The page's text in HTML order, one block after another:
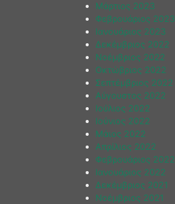
Μάρτιος 2023
Φεβρουάριος 2023
Ιανουάριος 2023
Δεκέμβριος 2022
Νοέμβριος 2022
Οκτώβριος 2022
Σεπτέμβριος 2022
Αύγουστος 2022
Ιούλιος 2022
Ιούνιος 2022
Μάιος 2022
Απρίλιος 2022
Φεβρουάριος 2022
Ιανουάριος 2022
Δεκέμβριος 2021
Νοέμβριος 2021